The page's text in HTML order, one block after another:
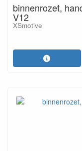
binnenrozet,
V12
XSmotive